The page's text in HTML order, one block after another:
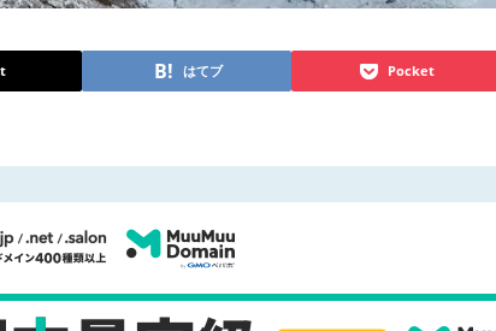
はてブ Pocket